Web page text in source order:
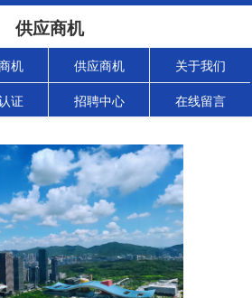
供应商机
机 供应商机 关于我们
证 招聘中心 在线留言